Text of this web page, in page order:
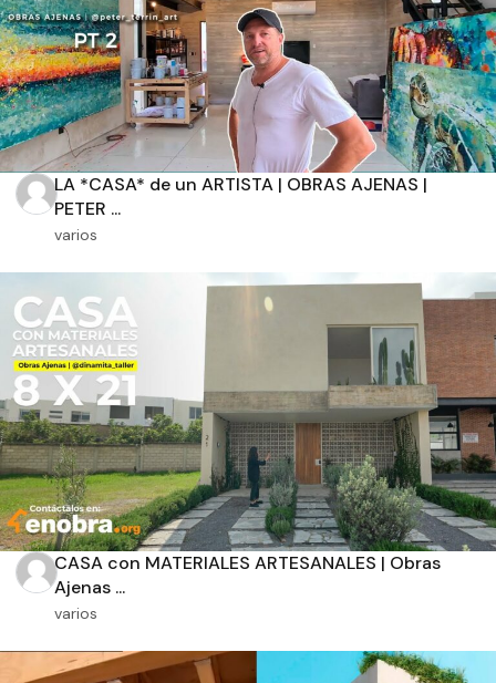
LA *CASA* de un ARTISTA | OBRAS AJENAS |
PETER ...
varios
CASA con MATERIALES ARTESANALES | Obras
Ajenas ...
varios